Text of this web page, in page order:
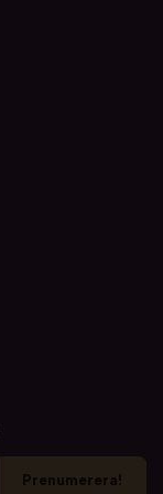
Prenumerera!